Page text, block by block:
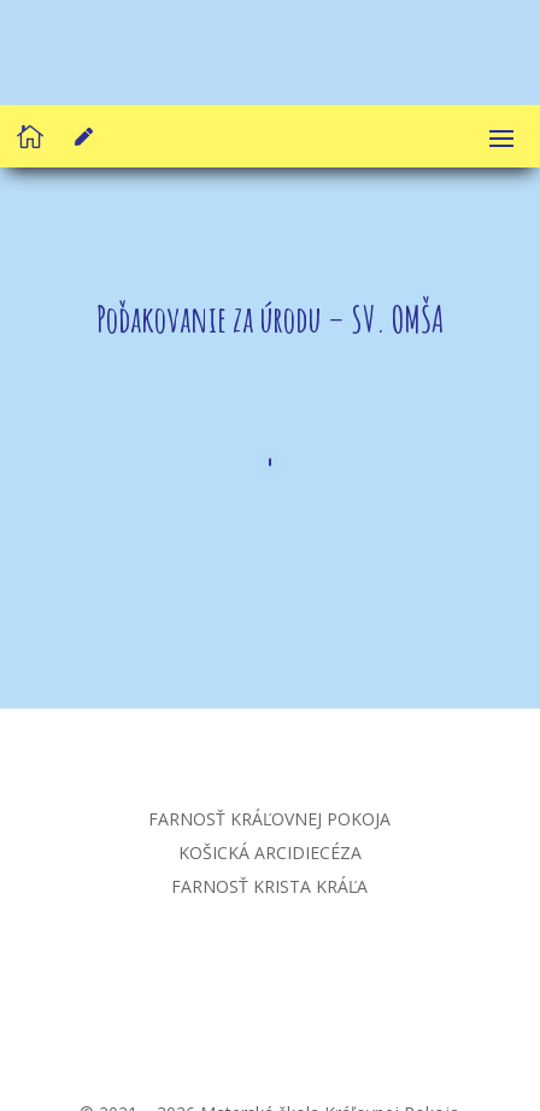
 
Poďakovanie za úrodu – SV. OMŠA
FARNOSŤ KRÁĽOVNEJ POKOJA
KOŠICKÁ ARCIDIECÉZA
FARNOSŤ KRISTA KRÁĽA